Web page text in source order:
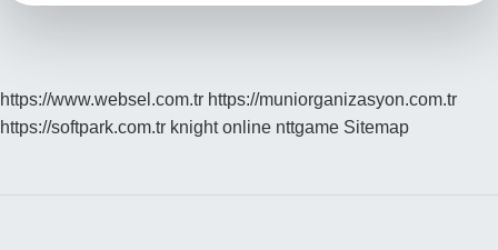
https://www.websel.com.tr https://muniorganizasyon.com.tr
https://softpark.com.tr knight online nttgame Sitemap